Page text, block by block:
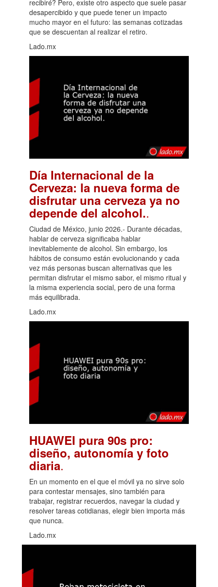
recibiré? Pero, existe otro aspecto que suele pasar
desapercibido y que puede tener un impacto
mucho mayor en el futuro: las semanas cotizadas
que se descuentan al realizar el retiro.
Lado.mx
Día Internacional de la
Cerveza: la nueva forma de
disfrutar una cerveza ya no
depende del alcohol..
Ciudad de México, junio 2026.- Durante décadas,
hablar de cerveza significaba hablar
inevitablemente de alcohol. Sin embargo, los
hábitos de consumo están evolucionando y cada
vez más personas buscan alternativas que les
permitan disfrutar el mismo sabor, el mismo ritual y
la misma experiencia social, pero de una forma
más equilibrada.
Lado.mx
HUAWEI pura 90s pro:
diseño, autonomía y foto
diaria.
En un momento en el que el móvil ya no sirve solo
para contestar mensajes, sino también para
trabajar, registrar recuerdos, navegar la ciudad y
resolver tareas cotidianas, elegir bien importa más
que nunca.
Lado.mx